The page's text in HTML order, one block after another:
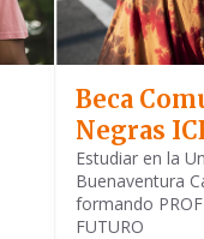
Beca
Negras
Estudiar en la
Buenaventura
formando
FUTURO